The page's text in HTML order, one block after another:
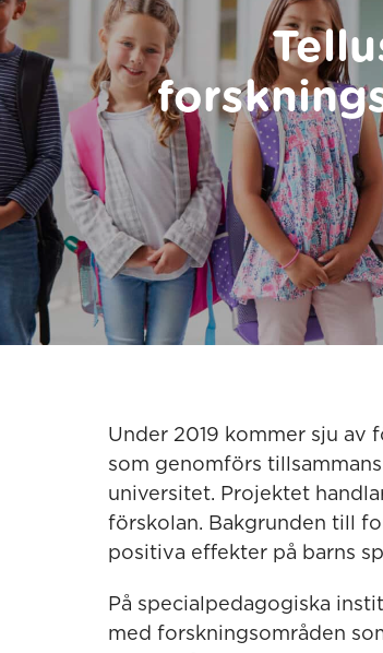
Under 2019 kommer sju av
som genomförs
universitet. Projektet
förskolan. Bakgrunden till
positiva effekter på barns
På specialpedagogiska
med forskningsområden